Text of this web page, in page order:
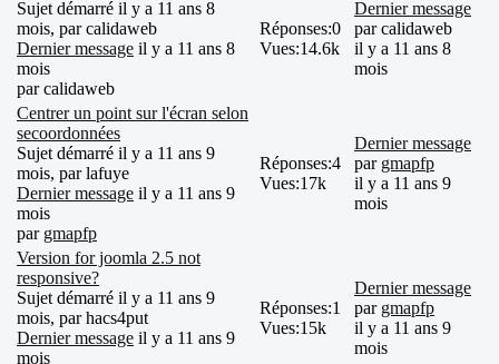
Sujet démarré il y a 11 ans 8
mois, parcalidaweb
Dernier message il y a 11 ans 8
mois
parcalidaweb
Réponses:0
Vues:14.6k
Dernier message
parcalidaweb
il y a 11 ans 8
mois
Centrer un point sur l'écran selon
secoordonnées
Sujet démarré il y a 11 ans 9
mois, parlafuye
Dernier message il y a 11 ans 9
mois
par gmapfp
Réponses:4
Vues:17k
Dernier message
par gmapfp
il y a 11 ans 9
mois
Version for joomla 2.5 not
responsive?
Sujet démarré il y a 11 ans 9
mois, parhacs4put
Dernier message il y a 11 ans 9
mois
Réponses:1
Vues:15k
Dernier message
par gmapfp
il y a 11 ans 9
mois